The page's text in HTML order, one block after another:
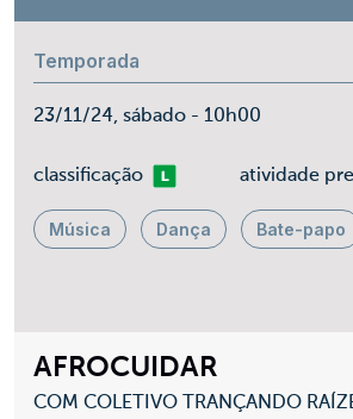
AFROCUIDAR
COM COLETIVO TRANÇANDO
Temporada
23/11/24, sábado - 10h00
classificaçãoLivre atividade
Música Dança Bate-papo